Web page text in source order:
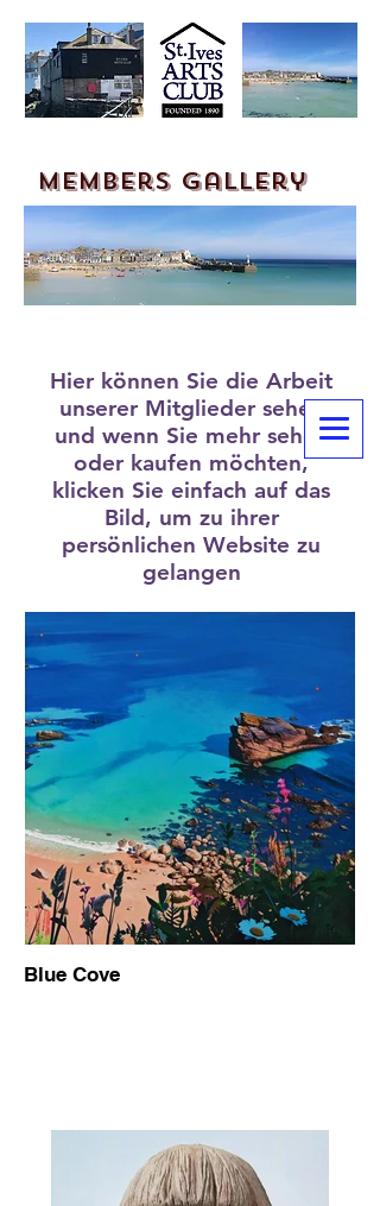
members gallery
Hier können Sie die Arbeit
unserer Mitglieder sehen
und wenn Sie mehr sehen
oder kaufen möchten,
klicken Sie einfach auf das
Bild, um zu ihrer
persönlichen Website zu
gelangen
Blue Cove